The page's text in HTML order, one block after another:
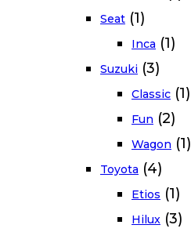
Seat (1)
Inca (1)
Suzuki (3)
Classic (1)
Fun (2)
Wagon (1)
Toyota (4)
Etios (1)
Hilux (3)